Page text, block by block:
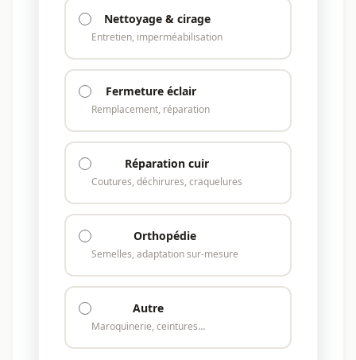
Nettoyage & cirage
Entretien, imperméabilisation
Fermeture éclair
Remplacement, réparation
Réparation cuir
Coutures, déchirures, craquelures
Orthopédie
Semelles, adaptation sur-mesure
Autre
Maroquinerie, ceintures…